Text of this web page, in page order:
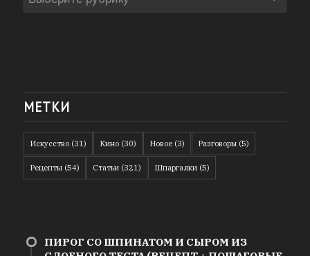
МЕТКИ
Искусство(31) Кино(30) Новое(3) Разговоры(5)
Рецепты(54) Статьи(321) Шпаргалки(5)
ПИРОГ СО ШПИНАТОМ И СЫРОМ ИЗ